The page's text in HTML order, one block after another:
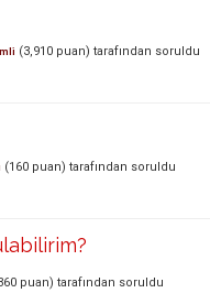
(3,910 puan) tarafından soruldu
(160 puan) tarafından soruldu
puan) tarafından soruldu